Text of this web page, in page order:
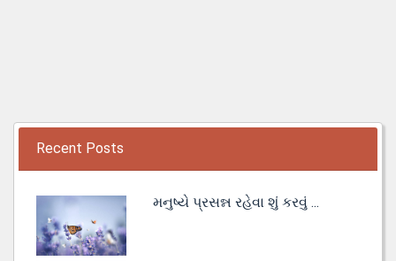
Recent Posts
મનુષ્યે પ્રસન્ન રહેવા શું કરવું ...